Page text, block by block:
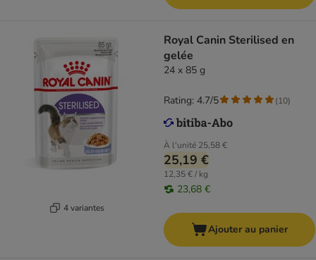
4 variantes
Royal Canin Sterilised en
gelée
24 x 85 g
À l'unité 25,58 €
25,19 €
12,35 € / kg
23,68 €
Rating: 4.7/5 (10)
Ajouter au panier